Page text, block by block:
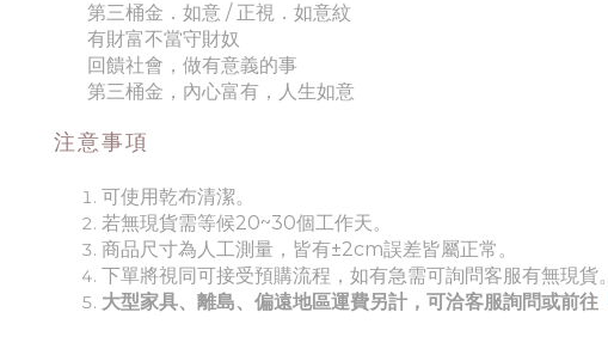
第三桶金．如意 / 正視．如意紋
有財富不當守財奴
回饋社會，做有意義的事
第三桶金，內心富有，人生如意
注意事項
可使用乾布清潔。
若無現貨需等候20~30個工作天。
商品尺寸為人工測量，皆有±2cm誤差皆屬正常。
下單將視同可接受預購流程，如有急需可詢問客服有無現貨。
大型家具、離島、偏遠地區運費另計，可洽客服詢問或前往